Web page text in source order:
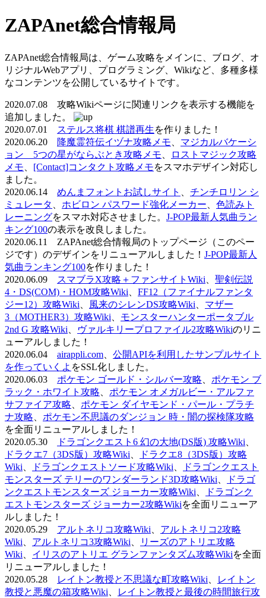
ZAPAnet総合情報局
ZAPAnet総合情報局は、ゲーム攻略をメインに、ブログ、オ
リジナルWebアプリ、プログラミング、Wikiなど、多種多様
なコンテンツを公開しているサイトです。
2020.07.08 攻略Wikiページに関連リンクを表示する機能を
追加しました。
2020.07.01
ステルス将棋 棋譜再生を作りました！
2020.06.20
降魔霊符伝イヅナ攻略メモ
マジカルバケーシ
ョン 5つの星がならぶとき攻略メモ
ロストマジック攻略
メモ
[Contact]コンタクト攻略メモをスマホデザイン対応し
ました。
2020.06.14 めんまフォントお試しサイト
チンチロリン シ
ミュレータ
ホビロン パスワード強化メーカー
色読みト
レーニングをスマホ対応させました。 J-POP最新人気曲ラン
キング100の表示を改良しました。
2020.06.11 ZAPAnet総合情報局のトップページ（このペー
ジです）のデザインをリニューアルしました！ J-POP最新人
気曲ランキング100を作りました！
2020.06.09
スマブラX攻略＋ファンサイトWiki
聖剣伝説
4・DS(COM)・HOM攻略Wiki
FF12（ファイナルファンタ
ジー12）攻略Wiki
風来のシレンDS攻略Wiki
マザー
3（MOTHER3）攻略Wiki
モンスターハンターポータブル
2nd G 攻略Wiki
ヴァルキリープロファイル2攻略Wikiのリニ
ューアルしました！
2020.06.04 airappli.com
公開APIを利用したサンプルサイト
を作っていくよ をSSL化しました。
2020.06.03 ポケモン ゴールド・シルバー攻略
ポケモン ブ
ラック・ホワイト攻略
ポケモン オメガルビー・アルファ
サファイア攻略
ポケモン ダイヤモンド・パール・プラチ
ナ攻略
ポケモン不思議のダンジョン 時・闇の探検隊攻略
を全面リニューアルしました！
2020.05.30
ドラゴンクエスト6 幻の大地(DS版) 攻略Wiki
ドラクエ7（3DS版）攻略Wiki
ドラクエ8（3DS版）攻略
Wiki
ドラゴンクエストソード攻略Wiki
ドラゴンクエスト
モンスターズ テリーのワンダーランド3D攻略Wiki
ドラゴ
ンクエストモンスターズ ジョーカー攻略Wiki
ドラゴンク
エストモンスターズ ジョーカー2攻略Wikiを全面リニューア
ルしました！
2020.05.29 アルトネリコ攻略Wiki
アルトネリコ2攻略
Wiki
アルトネリコ3攻略Wiki
リーズのアトリエ攻略
Wiki
イリスのアトリエ グランファンタズム攻略Wikiを全面
リニューアルしました！
2020.05.28
レイトン教授と不思議な町攻略Wiki
レイトン
教授と悪魔の箱攻略Wiki
レイトン教授と最後の時間旅行攻